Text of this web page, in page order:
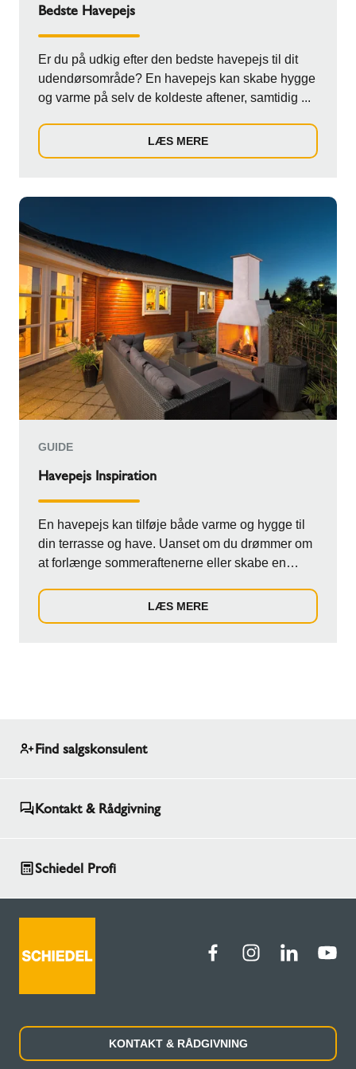
Bedste Havepejs
Er du på udkig efter den bedste havepejs til dit
udendørsområde? En havepejs kan skabe hygge
og varme på selv de koldeste aftener, samtidig ...
LÆS MERE
GUIDE
Havepejs Inspiration
En havepejs kan tilføje både varme og hygge til
din terrasse og have. Uanset om du drømmer om
at forlænge sommeraftenerne eller skabe en
LÆS MERE
Find salgskonsulent
Kontakt & Rådgivning
Schiedel Profi
KONTAKT & RÅDGIVNING